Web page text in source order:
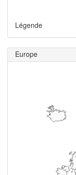
Légende
Europe